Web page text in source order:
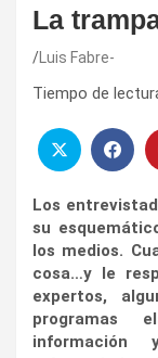
La
Luis Fabre-
Tiempo de
Los
su
los medios.
cosa…y le
expertos,
programas
información